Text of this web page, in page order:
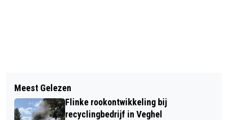
BEKENDMAKINGEN GEMEENTE
MEIERIJSTAD - WEEK 29
STEDENBOUWKUNDIG MASTERPLAN
VEGHEL CENTRUM GEREED
Meest Gelezen
Flinke rookontwikkeling bij
recyclingbedrijf in Veghel